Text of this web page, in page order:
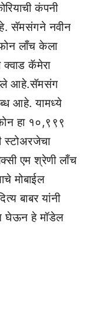
कंपनी
सॅमसंगने नवीन
लाँच केला
कॅमेरा
आहे.सॅमसंग
आहे. यामध्ये
हा १०,९९९
स्टोअरजेचा
एम श्रेणी लाँच
मोबाईल
बाबर यांनी
घेऊन हे मॉडेल